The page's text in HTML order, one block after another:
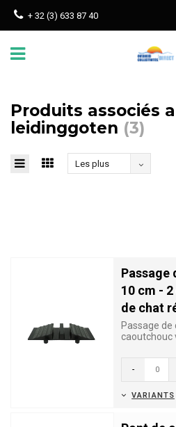
+ 32 (3) 633 87 40
Produits associés
leidinggoten (3)
Les plus
Passage
10 cm -
de chat
Passage de
caoutchouc
-
VARIANTS